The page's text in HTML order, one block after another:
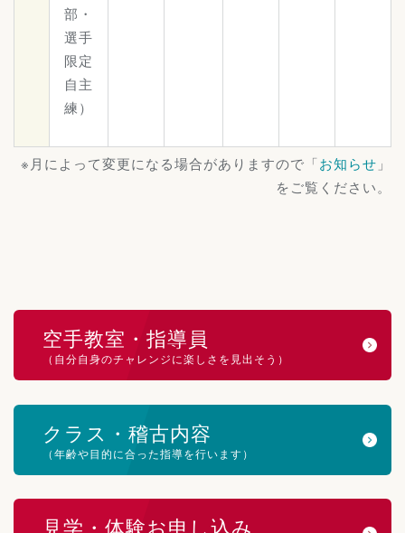
部・
選手
限定
自主
練）
※月によって変更になる場合がありますので「お知らせ 」
をご覧ください。
空手教室・指導員
（自分自身のチャレンジに楽しさを見出そう）
クラス・稽古内容
（年齢や目的に合った指導を行います）
見学・体験お申し込み